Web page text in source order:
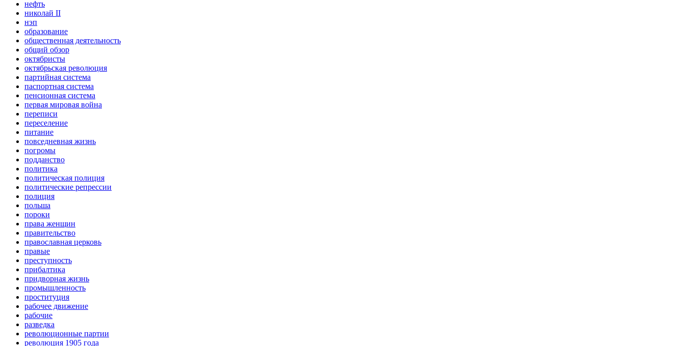
нефть
николай II
нэп
образование
общественная деятельность
общий обзор
октябристы
октябрьская революция
партийная система
паспортная система
пенсионная система
первая мировая война
переписи
переселение
питание
повседневная жизнь
погромы
подданство
политика
политическая полиция
политические репрессии
полиция
польша
пороки
права женщин
правительство
православная церковь
правые
преступность
прибалтика
придворная жизнь
промышленность
проституция
рабочее движение
рабочие
разведка
революционные партии
революция 1905 года